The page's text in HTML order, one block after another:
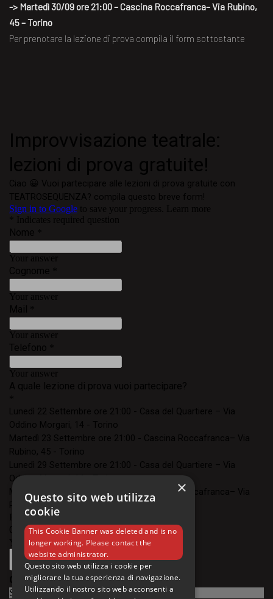
-> Martedì 30/09 ore 21:00 – Cascina Roccafranca– Via Rubino,
45 – Torino
Per prenotare la lezione di prova compila il form sottostante
×
Questo sito web utilizza
cookie
This Cookie Banner was deleted and is no
longer working. Please contact the
website administrator.
Questo sito web utilizza i cookie per
migliorare la tua esperienza di navigazione.
Utilizzando il nostro sito web acconsenti a